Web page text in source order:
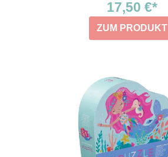
17,50 €*
ZUM PRODUKT